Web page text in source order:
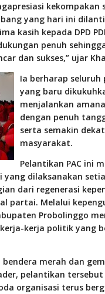
kekompakan
yang hari ini
kasih kepada DPD
penuh
dan sukses,” ujar
Ia berharap seluruh
yang baru
menjalankan
dengan penuh
serta semakin
masyarakat.
Pelantikan PAC ini
yang dilaksanakan
dari regenerasi
partai. Melalui
Probolinggo
kerja politik yang
merah dan
pelantikan tersebut
organisasi terus